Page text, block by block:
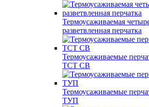
Термоусаживаемая
разветвленная перчатка
Термоусаживаемые
TCT CB
Термоусаживаемые
ТУП